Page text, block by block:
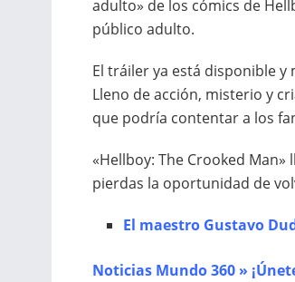
adulto» de los cómics de
público adulto.
El tráiler ya está disponible
Lleno de acción, misterio y
que podría contentar a los
«Hellboy: The Crooked
pierdas la oportunidad de
El maestro Gustavo
Noticias Mundo 360 »